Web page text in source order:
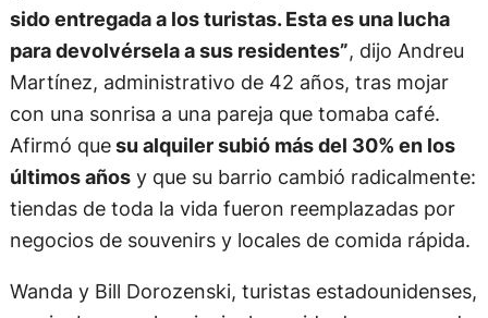
sido entregada a los turistas. Esta es una lucha
para devolvérsela a sus residentes”, dijo Andreu
Martínez, administrativo de 42 años, tras mojar
con una sonrisa a una pareja que tomaba café.
Afirmó quesu alquiler subió más del 30% en los
últimos añosy que su barrio cambió radicalmente:
tiendas de toda la vida fueron reemplazadas por
negocios de souvenirs y locales de comida rápida.
Wanda y Bill Dorozenski, turistas estadounidenses,